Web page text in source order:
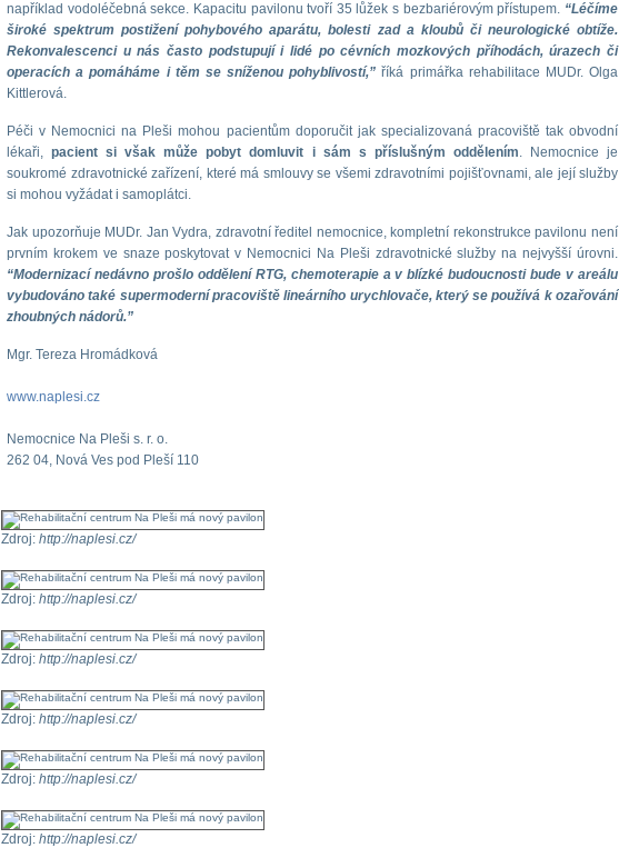
například vodoléčebná sekce. Kapacitu pavilonu tvoří 35 lůžek s bezbariérovým přístupem. “Léčíme
široké spektrum postižení pohybového aparátu, bolesti zad a kloubů či neurologické obtíže.
Rekonvalescenci u nás často podstupují i lidé po cévních mozkových příhodách, úrazech či
operacích a pomáháme i těm se sníženou pohyblivostí,” říká primářka rehabilitace MUDr. Olga
Kittlerová.
Péči v Nemocnici na Pleši mohou pacientům doporučit jak specializovaná pracoviště tak obvodní
lékaři,pacient si však může pobyt domluvit i sám s příslušným oddělením. Nemocnice je
soukromé zdravotnické zařízení, které má smlouvy se všemi zdravotními pojišťovnami, ale její služby
si mohou vyžádat i samoplátci.
Jak upozorňuje MUDr. Jan Vydra, zdravotní ředitel nemocnice, kompletní rekonstrukce pavilonu není
prvním krokem ve snaze poskytovat v Nemocnici Na Pleši zdravotnické služby na nejvyšší úrovni.
“Modernizací nedávno prošlo oddělení RTG, chemoterapie a v blízké budoucnosti bude v areálu
vybudováno také supermoderní pracoviště lineárního urychlovače, který se používá k ozařování
zhoubných nádorů.”
Mgr. Tereza Hromádková
www.naplesi.cz
Nemocnice Na Pleši s. r. o.
262 04, Nová Ves pod Pleší 110
Zdroj: http://naplesi.cz/
Zdroj: http://naplesi.cz/
Zdroj: http://naplesi.cz/
Zdroj: http://naplesi.cz/
Zdroj: http://naplesi.cz/
Zdroj: http://naplesi.cz/